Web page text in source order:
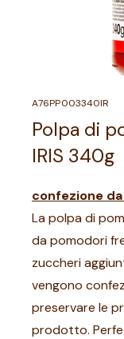
A76PP003340IR
Polpa di
IRIS 340g
confezione da
La polpa di
da pomodori
zuccheri
vengono
preservare le
prodotto.